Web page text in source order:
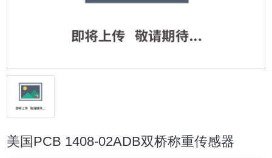
美国PCB 1408-02ADB双桥称重传感器